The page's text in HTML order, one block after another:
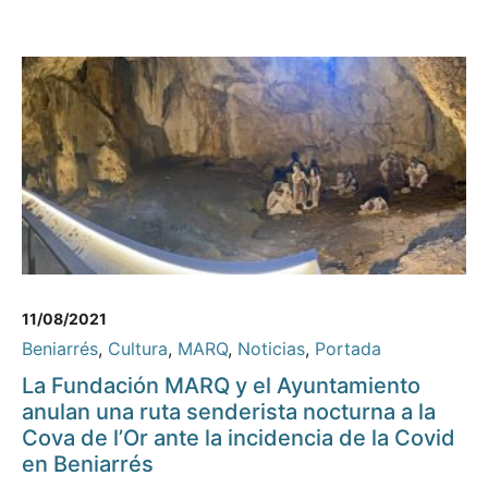
11/08/2021
Beniarrés, Cultura, MARQ, Noticias, Portada
La Fundación MARQ y el Ayuntamiento
anulan una ruta senderista nocturna a la
Cova de l’Or ante la incidencia de la Covid
en Beniarrés